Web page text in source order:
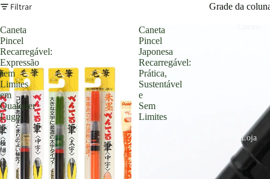
Loja
Filtrar Grade da
Caneta
Pincel
Recarregável:
Expressão
sem
Limites
em
Qualquer
Lugar
Caneta
Pincel
Japonesa
Recarregável:
Prática,
Sustentável
e
Sem
Limites